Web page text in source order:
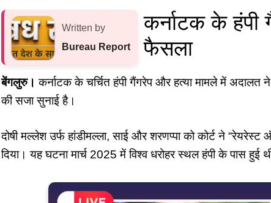
Written by
Bureau Report
कर्नाटक के हंपी
फैसला
बेंगलुरु। कर्नाटक के चर्चित हंपी गैंगरेप और हत्या मामले में अदालत
की सजा सुनाई है।
दोषी मल्लेश उर्फ हांडीमल्ला, साई और शरणप्पा को कोर्ट ने
दिया। यह घटना मार्च 2025 में विश्व धरोहर स्थल हंपी के पास हुई